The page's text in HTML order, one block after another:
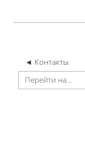
◄ Контакты
на...